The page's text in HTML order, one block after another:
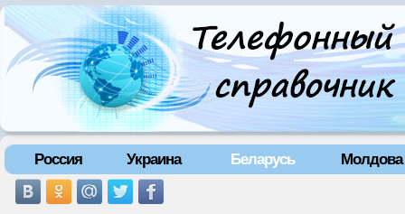
Россия Украина Беларусь Молдова